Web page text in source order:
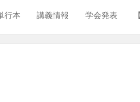
行本 講義情報 学会発表